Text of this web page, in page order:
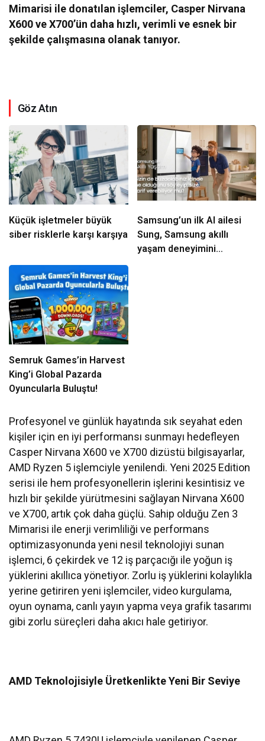
Mimarisi ile donatılan işlemciler, Casper Nirvana
X600 ve X700’ün daha hızlı, verimli ve esnek bir
şekilde çalışmasına olanak tanıyor.
Göz Atın
Küçük işletmeler büyük
siber risklerle karşı karşıya
Samsung’un ilk AI ailesi
Sung, Samsung akıllı
yaşam deneyimini
Semruk Games’in Harvest
King’i Global Pazarda
Oyuncularla Buluştu!
Profesyonel ve günlük hayatında sık seyahat eden
kişiler için en iyi performansı sunmayı hedefleyen
Casper Nirvana X600 ve X700 dizüstü bilgisayarlar,
AMD Ryzen 5 işlemciyle yenilendi. Yeni 2025 Edition
serisi ile hem profesyonellerin işlerini kesintisiz ve
hızlı bir şekilde yürütmesini sağlayan Nirvana X600
ve X700, artık çok daha güçlü. Sahip olduğu Zen 3
Mimarisi ile enerji verimliliği ve performans
optimizasyonunda yeni nesil teknolojiyi sunan
işlemci, 6 çekirdek ve 12 iş parçacığı ile yoğun iş
yüklerini akıllıca yönetiyor. Zorlu iş yüklerini kolaylıkla
yerine getiriren yeni işlemciler, video kurgulama,
oyun oynama, canlı yayın yapma veya grafik tasarımı
gibi zorlu süreçleri daha akıcı hale getiriyor.
AMD Teknolojisiyle Üretkenlikte Yeni Bir Seviye